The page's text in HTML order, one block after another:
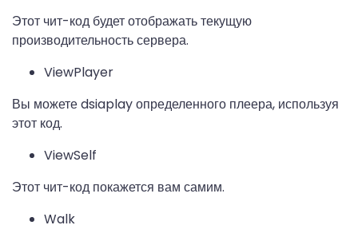
Этот чит-код будет отображать текущую
производительность сервера.
ViewPlayer
Вы можете dsiaplay определенного плеера, используя
этот код.
ViewSelf
Этот чит-код покажется вам самим.
Walk